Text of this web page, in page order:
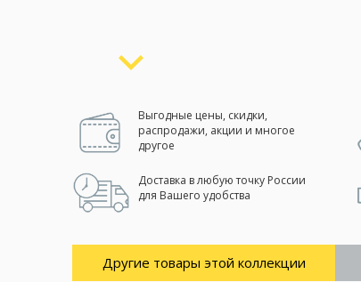
Выгодные цены, скидки,
распродажи, акции и многое
другое
Доставка в любую точку России
для Вашего удобства
Другие товары этой коллекции